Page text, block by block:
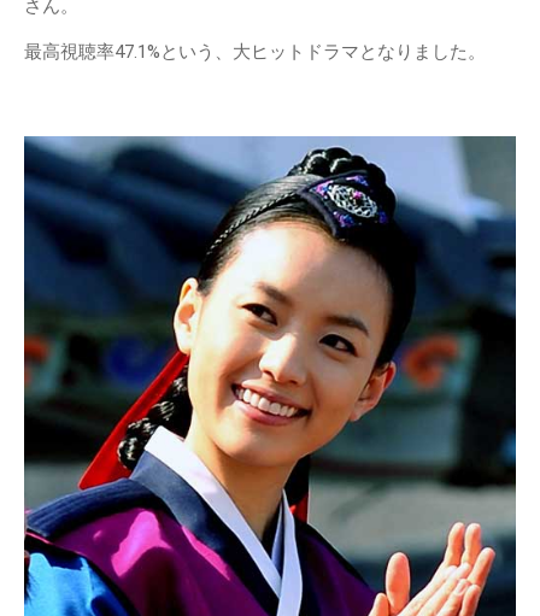
さん。
最高視聴率47.1%という、大ヒットドラマとなりました。